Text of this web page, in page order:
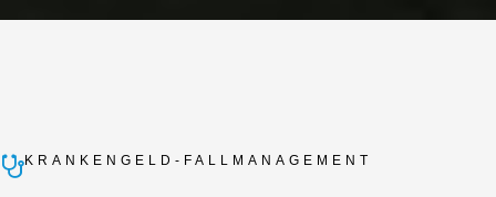
KRANKENGELD-FALLMANAGEMENT